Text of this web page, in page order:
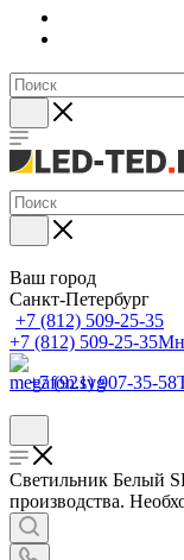
Ваш город
Санкт-Петербург
+7 (812) 509-25-35
+7 (812) 509-25-35
+7 (921) 907-35-58
Светильник Белый
производства.